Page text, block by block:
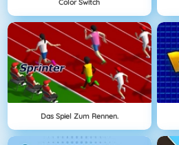
Color Switch
Das Spiel Zum Rennen.